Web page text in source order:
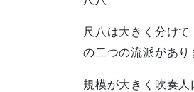
尺八は大きく分け
の二つの流派があり
規模が大きく吹奏